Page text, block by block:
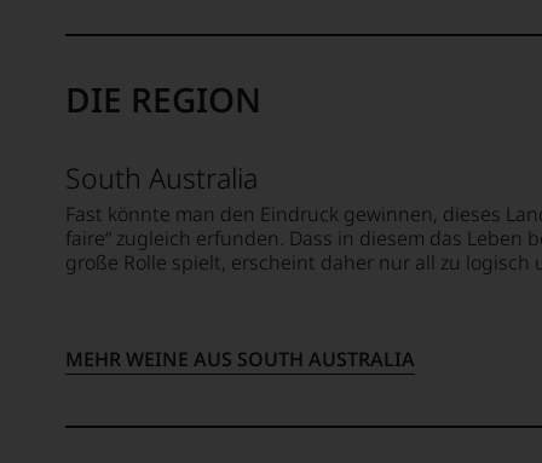
hohem
unsere
Weinselektion
bewegt.
Das
aber
nicht
mehr.
haben
DIE REGION
South Australia
Fast könnte man den Eindruck gewinnen, dieses
faire“ zugleich erfunden. Dass in diesem das Leben
große Rolle spielt, erscheint daher nur all zu logisch
MEHR WEINE AUS SOUTH AUSTRALIA